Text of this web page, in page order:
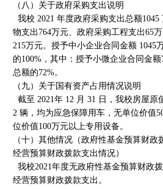
（八）关于政府采购支出说明
我校 2021 年度政府采购支出总额
物支出764万元、政府采购工程支出65
215万元。授予中小企业合同金额 1045
的100%，其中：授予小微企业合同金
总额的72%。
（九）关于国有资产占用情况说明
截至 2021年 12 月 31 日，我校房屋原
2 辆，均为应急保障用车，无单位价值
位价值100万元以上专用设备。
（十）其他情况（政府性基金预算财
经营预算财政拨款支出情况）
我校2021年度无政府性基金预算财政
经营预算财政拨款支出。